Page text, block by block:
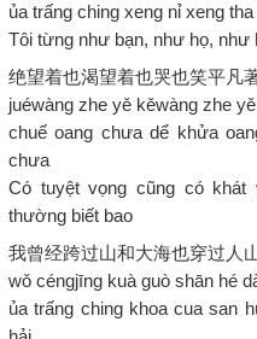
ủa trấng ching xeng nỉ xeng
Tôi từng như bạn, như họ, như
绝望着也渴望着也哭也笑平凡
juéwàng zhe yě kěwàng zhe
chuế oang chưa dể khửa
chưa
Có tuyệt vọng cũng có
thường biết bao
我曾经跨过山和大海也穿过人
wǒ céngjīng kuà guò shān hé
ủa trấng ching khoa cua san